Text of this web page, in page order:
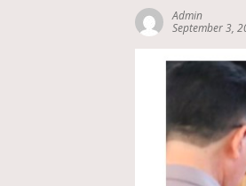
Admin
September 3,